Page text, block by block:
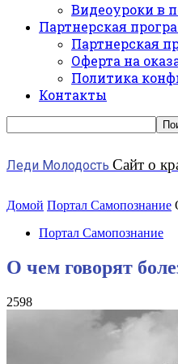
Видеоуроки в
Партнерская
Партнерская
Оферта на
Политика
Контакты
Леди Молодость Сайт о
Домой Портал Самопознание
Портал Самопознание
О чем говорят
2598